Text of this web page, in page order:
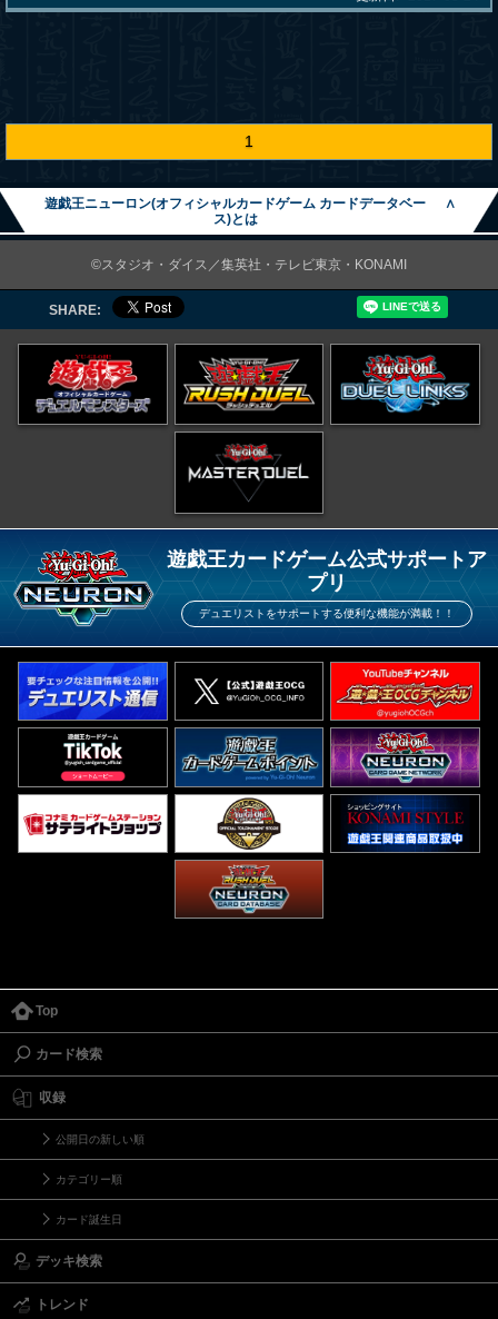
1
遊戯王ニューロン(オフィシャルカードゲーム カードデータベー
ス)とは
∧
©スタジオ・ダイス／集英社・テレビ東京・KONAMI
SHARE:
遊戯王カードゲーム公式サポートア
プリ
デュエリストをサポートする便利な機能が満載！！
Top
カード検索
収録
公開日の新しい順
カテゴリー順
カード誕生日
デッキ検索
トレンド